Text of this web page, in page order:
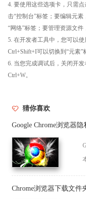
4. 要使用这些选项卡，只需
击“控制台”标签；要编辑元
“网络”标签；要管理资源文件
5. 在开发者工具中，您可以
Ctrl+Shift+I可以切换到“元素”
6. 当您完成调试后，关闭开
Ctrl+W。
猜你喜欢
Google Chrome浏览器
Chrome浏览器下载文件